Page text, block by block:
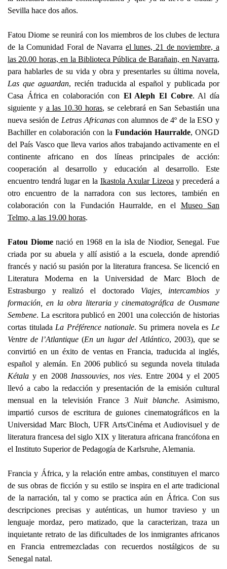
Sevilla hace dos años.
Fatou Diome se reunirá con los miembros de los clubes de lectura
de la Comunidad Foral de Navarra el lunes, 21 de noviembre, a
las 20.00 horas, en la Biblioteca Pública de Barañain, en Navarra,
para hablarles de su vida y obra y presentarles su última novela,
Las que aguardan, recién traducida al español y publicada por
Casa África en colaboración con El Aleph El Cobre. Al día
siguiente y a las 10.30 horas, se celebrará en San Sebastián una
nueva sesión de Letras Africanascon alumnos de 4º de la ESO y
Bachiller en colaboración con la Fundación Haurralde, ONGD
del País Vasco que lleva varios años trabajando activamente en el
continente africano en dos líneas principales de acción:
cooperación al desarrollo y educación al desarrollo. Este
encuentro tendrá lugar en la Ikastola Axular Lizeoay precederá a
otro encuentro de la narradora con sus lectores, también en
colaboración con la Fundación Haurralde, en el Museo San
Telmo, a las 19.00 horas.
Fatou Diomenació en 1968 en la isla de Niodior, Senegal. Fue
criada por su abuela y allí asistió a la escuela, donde aprendió
francés y nació su pasión por la literatura francesa. Se licenció en
Literatura Moderna en la Universidad de Marc Bloch de
Estrasburgo y realizó el doctorado Viajes, intercambios y
formación, en la obra literaria y cinematográfica de Ousmane
Sembene. La escritora publicó en 2001 una colección de historias
cortas tituladaLa Préférence nationale. Su primera novela esLe
Ventre de l’Atlantique (En un lugar del Atlántico, 2003), que se
convirtió en un éxito de ventas en Francia, traducida al inglés,
español y alemán. En 2006 publicó su segunda novela titulada
Kétala y en 2008 Inassouvies, nos vies. Entre 2004 y el 2005
llevó a cabo la redacción y presentación de la emisión cultural
mensual en la televisión France 3 Nuit blanche. Asimismo,
impartió cursos de escritura de guiones cinematográficos en la
Universidad Marc Bloch, UFR Arts/Cinéma et Audiovisuel y de
literatura francesa del siglo XIX y literatura africana francófona en
el Instituto Superior de Pedagogía de Karlsruhe, Alemania.
Francia y África, y la relación entre ambas, constituyen el marco
de sus obras de ficción y su estilo se inspira en el arte tradicional
de la narración, tal y como se practica aún en África. Con sus
descripciones precisas y auténticas, un humor travieso y un
lenguaje mordaz, pero matizado, que la caracterizan, traza un
inquietante retrato de las dificultades de los inmigrantes africanos
en Francia entremezcladas con recuerdos nostálgicos de su
Senegal natal.